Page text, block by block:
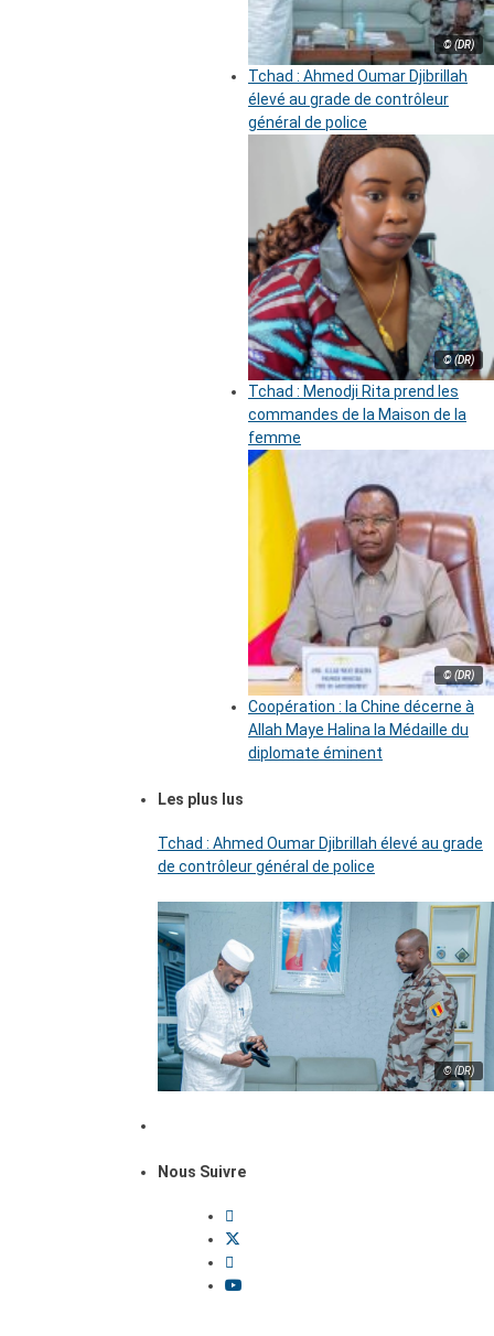
© (DR)
Tchad : Ahmed Oumar Djibrillah
élevé au grade de contrôleur
général de police
© (DR)
Tchad : Menodji Rita prend les
commandes de la Maison de la
femme
© (DR)
Coopération : la Chine décerne à
Allah Maye Halina la Médaille du
diplomate éminent
Les plus lus
Tchad : Ahmed Oumar Djibrillah élevé au grade
de contrôleur général de police
© (DR)
Nous Suivre